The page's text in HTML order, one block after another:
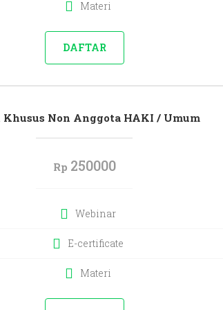
Materi
DAFTAR
Khusus Non Anggota HAKI / Umum
Rp 250000
Webinar
E-certificate
Materi